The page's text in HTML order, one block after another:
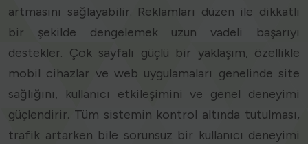
artmasını sağlayabilir. Reklamları düzen ile dikkatli
bir şekilde dengelemek uzun vadeli başarıyı
destekler. Çok sayfalı güçlü bir yaklaşım, özellikle
mobil cihazlar ve web uygulamaları genelinde site
sağlığını, kullanıcı etkileşimini ve genel deneyimi
güçlendirir. Tüm sistemin kontrol altında tutulması,
trafik artarken bile sorunsuz bir kullanıcı deneyimi